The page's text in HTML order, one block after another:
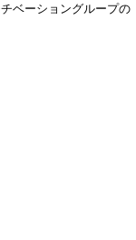
ベーショングループの